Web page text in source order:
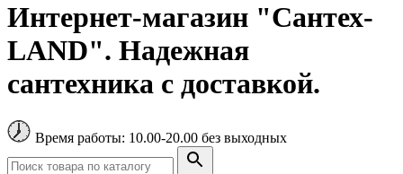
Интернет-магазин "Сантех-
LAND". Надежная
сантехника с доставкой.
Время работы: 10.00-20.00 без выходных